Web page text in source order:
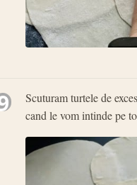
Scuturam turtele de
cand le vom intinde pe